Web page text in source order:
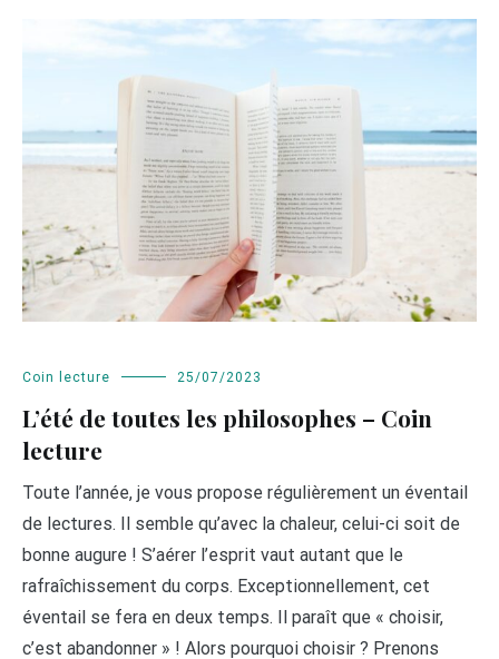
Coin lecture 25/07/2023
L’été de toutes les philosophes – Coin
lecture
Toute l’année, je vous propose régulièrement un éventail
de lectures. Il semble qu’avec la chaleur, celui-ci soit de
bonne augure ! S’aérer l’esprit vaut autant que le
rafraîchissement du corps. Exceptionnellement, cet
éventail se fera en deux temps. Il paraît que « choisir,
c’est abandonner » ! Alors pourquoi choisir ? Prenons